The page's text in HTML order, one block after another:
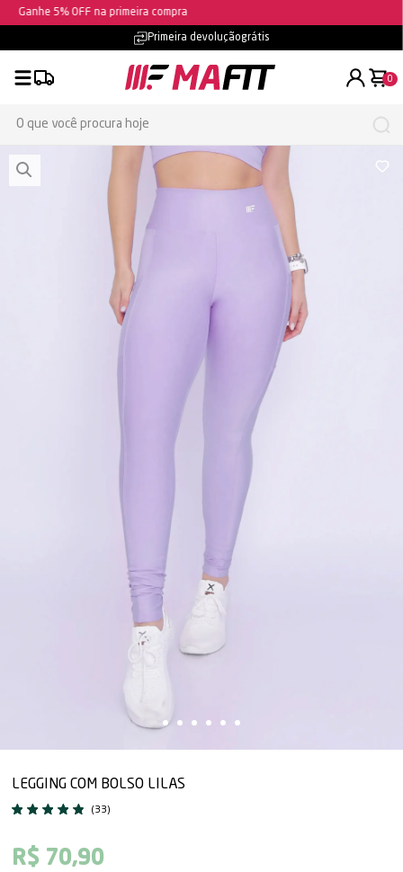
Ganhe 5% OFF na primeira compra
Frete grátis- confira as condições
0
LEGGING COM BOLSO LILAS
(33)
R$ 70,90